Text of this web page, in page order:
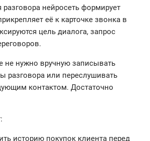
нейросеть формирует
её к карточке звонка в
цель диалога, запрос
не нужно вручную записывать
разговора или переслушивать
контактом. Достаточно
историю покупок клиента перед